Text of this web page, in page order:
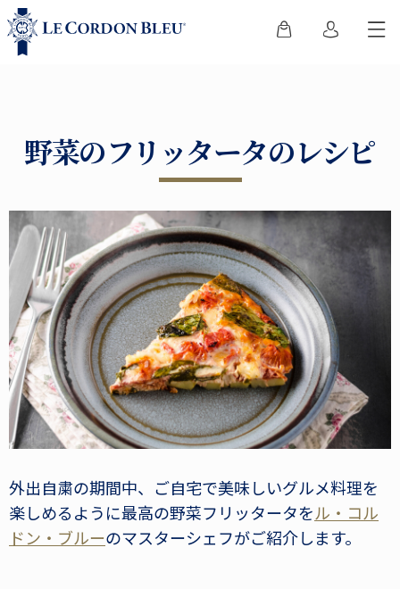
野菜のフリッタータのレシピ
外出自粛の期間中、ご自宅で美味しいグルメ料理を
楽しめるように最高の野菜フリッタータをル・コル
ドン・ブルーのマスターシェフがご紹介します。